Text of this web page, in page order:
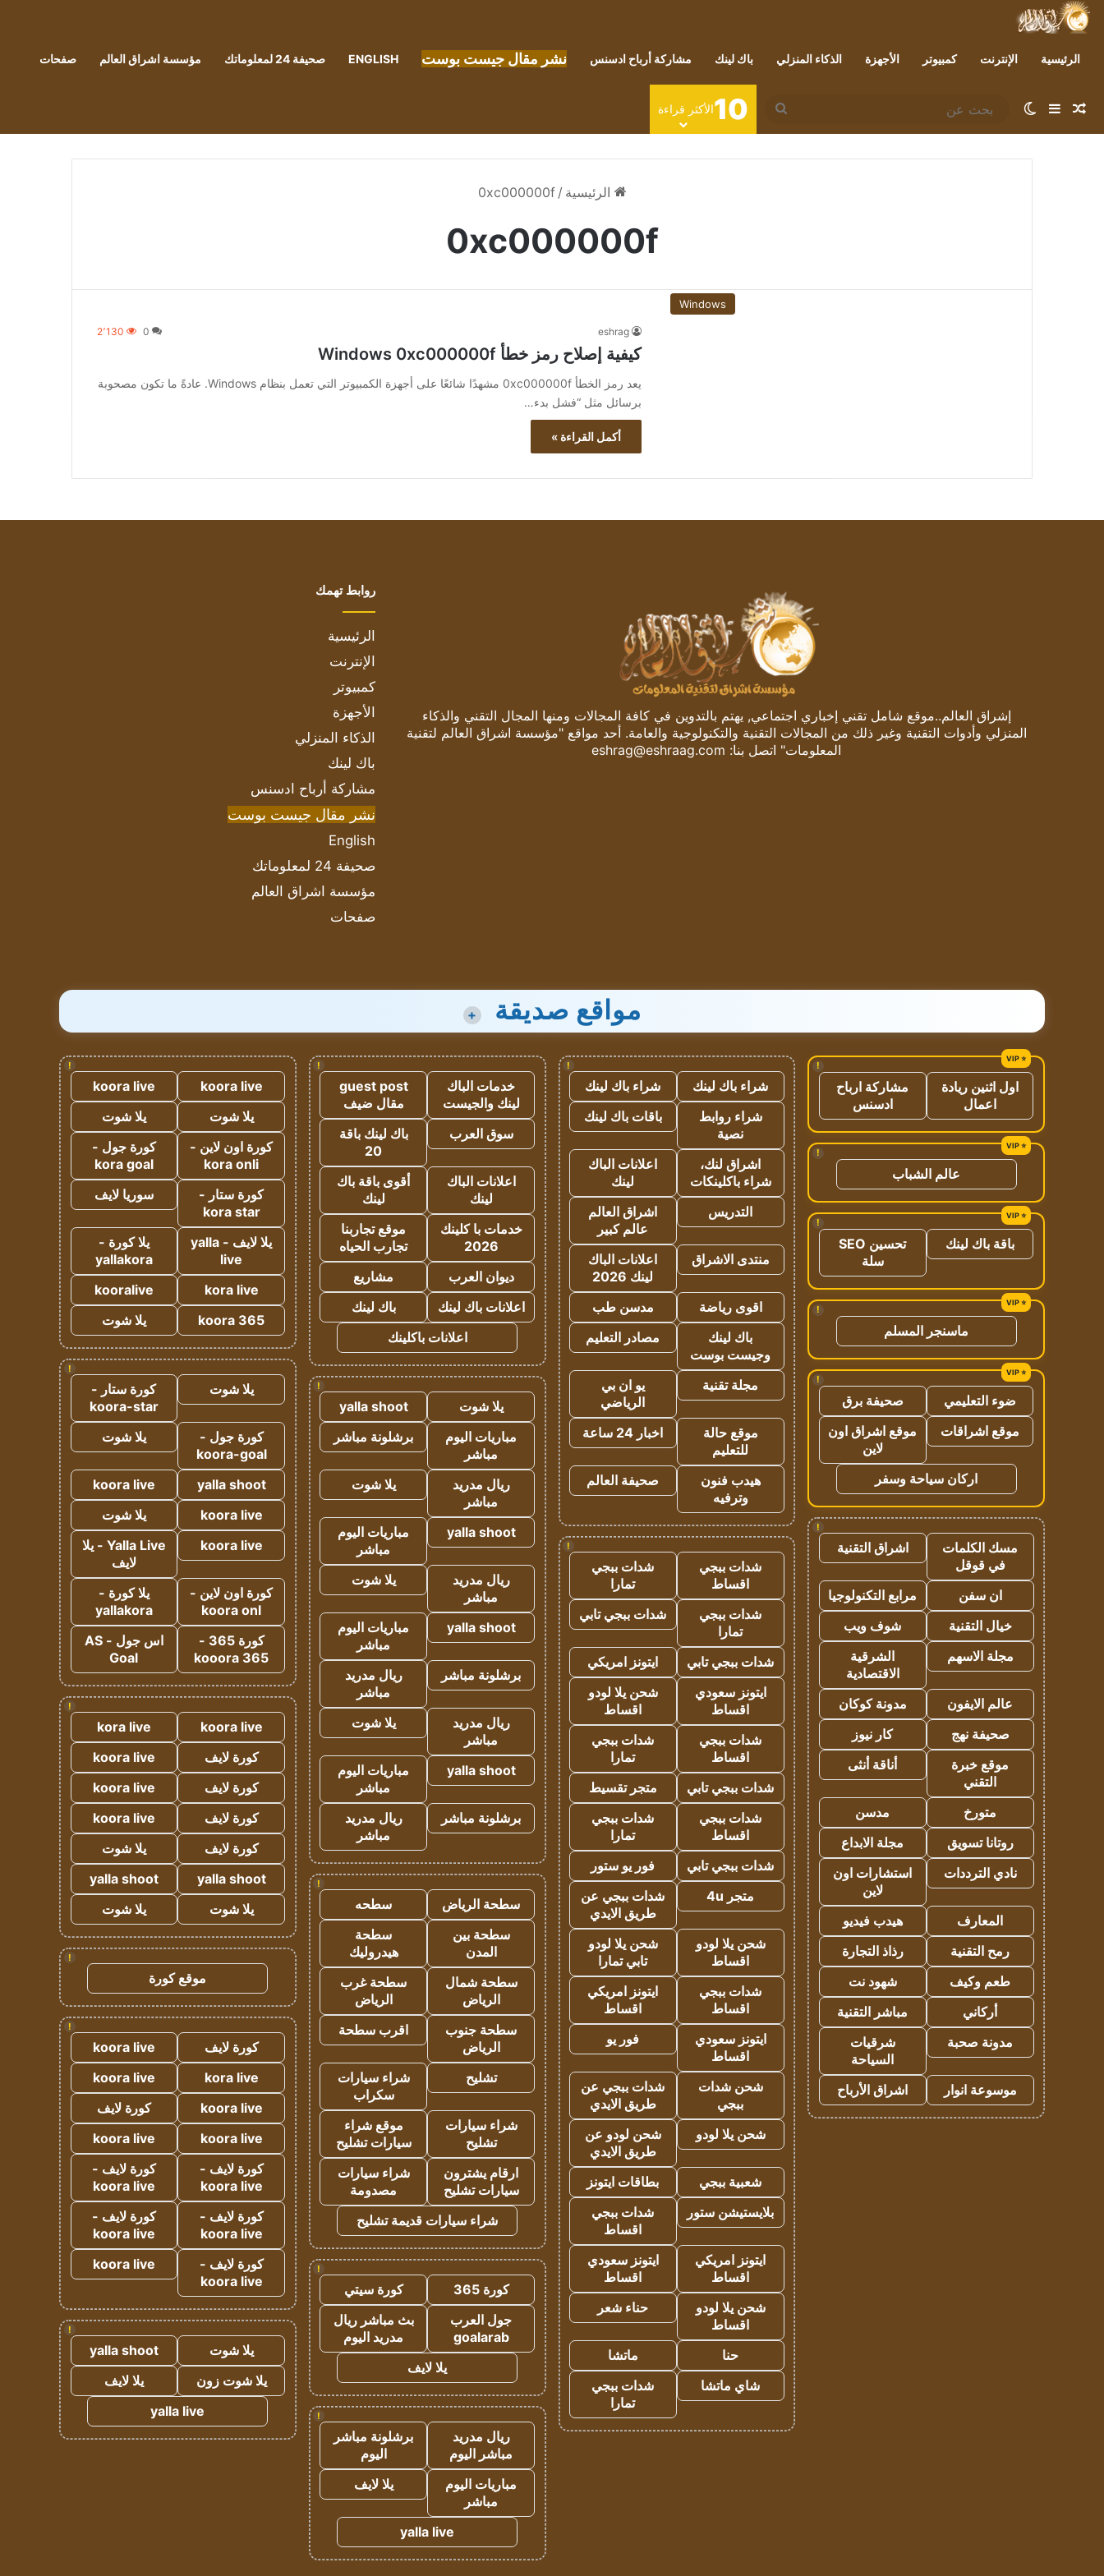
الرئيسية الإنترنت كمبيوتر الأجهزة الذكاء المنزلي باك لينك مشاركة أرباح ادسنس نشر مقال جيست بوست ENGLISH صحيفة 24 لمعلوماتك مؤسسة اشراق العالم صفحات
مقال عشوائي
إضافة عمود جانبي
الوضع المظلم
بحث
عن
10الأكثر قراءة
الرئيسية /
0xc000000f
0xc000000f
Windows
eshrag
0 2٬130
كيفية إصلاح رمز خطأ Windows 0xc000000f
يعد رمز الخطأ 0xc000000f مشهدًا شائعًا على أجهزة الكمبيوتر التي تعمل بنظام Windows. عادةً ما تكون مصحوبة
برسائل مثل “فشل بدء…
أكمل القراءة »
إشراق العالم..موقع شامل تقني إخباري اجتماعي, يهتم بالتدوين في كافة المجالات ومنها المجال التقني والذكاء
المنزلي وأدوات التقنية وغير ذلك من المجالات التقنية والتكنولوجية والعامة. أحد مواقع "مؤسسة اشراق العالم لتقنية
المعلومات" اتصل بنا: eshrag@eshraag.com
روابط تهمك
الرئيسية
الإنترنت
كمبيوتر
الأجهزة
الذكاء المنزلي
باك لينك
مشاركة أرباح ادسنس
نشر مقال جيست بوست
English
صحيفة 24 لمعلوماتك
مؤسسة اشراق العالم
صفحات
مواقع صديقة +
!
اول اثنين ريادة
اعمال
مشاركة ارباح
ادسنس
!
عالم الشباب
!
باقة باك لينك
تحسين SEO
سلة
!
ماسنجر المسلم
!
ضوء التعليمي
صحيفة برق
موقع اشراقات
موقع اشراق اون
لاين
اركان سياحة وسفر
!
مسك الكلمات
في قوقل
اشراق التقنية
ان سفن
مرابع التكنولوجيا
خيال التقنية
شوف ويب
مجلة الاسهم
الشرقية
الاقتصادية
عالم الايفون
مدونة كوكان
صحيفة نهج
كار نيوز
موقع خبرة
التقني
أناقة أنثى
متورخ
مدسن
روتانا تسويق
مجلة الابداع
نادي الترددات
استشارات اون
لاين
المعارف
هيدب فيديو
رمح التقنية
رذاذ التجارة
طعم وكيف
شهود نت
أركاني
مباشر التقنية
مدونة صحبة
شرقيات
السياحة
موسوعة انوار
اشراق الأرباح
!
شراء باك لينك
شراء باك لينك
شراء روابط
نصية
باقات باك لينك
اشراق لنك،
شراء باكلينكات
اعلانات الباك
لينك
التدريس
اشراق العالم
عالم كبير
منتدى الاشراق
اعلانات الباك
لينك 2026
اقوى رياضة
مدسن طب
باك لينك
وجيست بوست
مصادر التعليم
مجلة تقنية
يو ان بي
الرياضي
موقع حالة
للتعليم
اخبار 24 ساعة
هيدب فنون
وترفيه
صحيفة العالم
!
شدات ببجي
اقساط
شدات ببجي
تمارا
شدات ببجي
تمارا
شدات ببجي تابي
شدات ببجي تابي
ايتونز امريكي
ايتونز سعودي
اقساط
شحن يلا لودو
اقساط
شدات ببجي
اقساط
شدات ببجي
تمارا
شدات ببجي تابي
متجر تقسيط
شدات ببجي
اقساط
شدات ببجي
تمارا
شدات ببجي تابي
فور يو ستور
متجر 4u
شدات ببجي عن
طريق الايدي
شحن يلا لودو
اقساط
شحن يلا لودو
تابي تمارا
شدات ببجي
اقساط
ايتونز امريكي
اقساط
ايتونز سعودي
اقساط
فور يو
شحن شدات
ببجي
شدات ببجي عن
طريق الايدي
شحن يلا لودو
شحن لودو عن
طريق الايدي
شعبية ببجي
بطاقات ايتونز
بلايستيشن ستور
شدات ببجي
اقساط
ايتونز امريكي
اقساط
ايتونز سعودي
اقساط
شحن يلا لودو
اقساط
حناء شعر
حنا
ماتشا
شاي ماتشا
شدات ببجي
تمارا
!
خدمات الباك
لينك والجيست
guest post
مقال ضيف
سوق العرب
باك لينك باقة
20
اعلانات الباك
لينك
أقوى باقة باك
لينك
خدمات با كلينك
2026
موقع تجاربنا
تجارب الحياه
ديوان العرب
مشاريع
اعلانات باك لينك
باك لينك
اعلانات باكلينك
!
يلا شوت
yalla shoot
مباريات اليوم
مباشر
برشلونة مباشر
ريال مدريد
مباشر
يلا شوت
yalla shoot
مباريات اليوم
مباشر
ريال مدريد
مباشر
يلا شوت
yalla shoot
مباريات اليوم
مباشر
برشلونة مباشر
ريال مدريد
مباشر
ريال مدريد
مباشر
يلا شوت
yalla shoot
مباريات اليوم
مباشر
برشلونة مباشر
ريال مدريد
مباشر
!
سطحة الرياض
سطحه
سطحة بين
المدن
سطحة
هيدروليك
سطحة شمال
الرياض
سطحة غرب
الرياض
سطحة جنوب
الرياض
اقرب سطحة
تشليح
شراء سيارات
سكراب
شراء سيارات
تشليح
موقع شراء
سيارات تشليح
ارقام يشترون
سيارات تشليح
شراء سيارات
مصدومة
شراء سيارات قديمة تشليح
!
كورة 365
كورة سيتي
جول العرب
goalarab
بث مباشر ريال
مدريد اليوم
يلا لايف
!
ريال مدريد
مباشر اليوم
برشلونة مباشر
اليوم
مباريات اليوم
مباشر
يلا لايف
yalla live
!
koora live
koora live
يلا شوت
يلا شوت
كورة اون لاين -
kora onli
كورة جول -
kora goal
كورة ستار -
kora star
سوريا لايف
يلا لايف - yalla
live
يلا كورة -
yallakora
kora live
kooralive
koora 365
يلا شوت
!
يلا شوت
كورة ستار -
koora-star
كورة جول -
koora-goal
يلا شوت
yalla shoot
koora live
koora live
يلا شوت
koora live
Yalla Live - يلا
لايف
كورة اون لاين -
koora onl
يلا كورة -
yallakora
كورة 365 -
kooora 365
اس جول - AS
Goal
!
koora live
kora live
كورة لايف
koora live
كورة لايف
koora live
كورة لايف
koora live
كورة لايف
يلا شوت
yalla shoot
yalla shoot
يلا شوت
يلا شوت
!
موقع كورة
!
كورة لايف
koora live
kora live
koora live
koora live
كورة لايف
koora live
koora live
كورة لايف -
koora live
كورة لايف -
koora live
كورة لايف -
koora live
كورة لايف -
koora live
كورة لايف -
koora live
koora live
!
يلا شوت
yalla shoot
يلا شوت زون
يلا لايف
yalla live